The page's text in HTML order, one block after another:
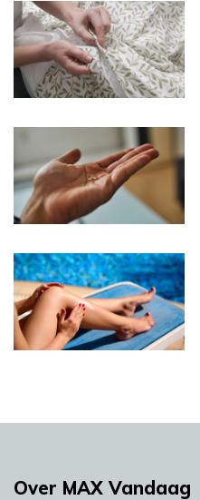
Over MAX Vandaag